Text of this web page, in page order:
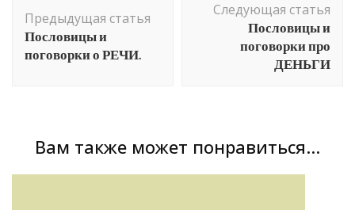
по
записям
Предыдущая статья
Пословицы и
поговорки о РЕЧИ.
Следующая статья
Пословицы и
поговорки про
ДЕНЬГИ
Вам также может понравиться...